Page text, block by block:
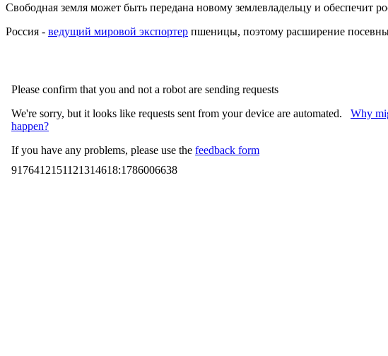
Свободная земля может быть передана новому землевладельцу и обеспечит
Россия - ведущий мировой экспортер пшеницы, поэтому расширение